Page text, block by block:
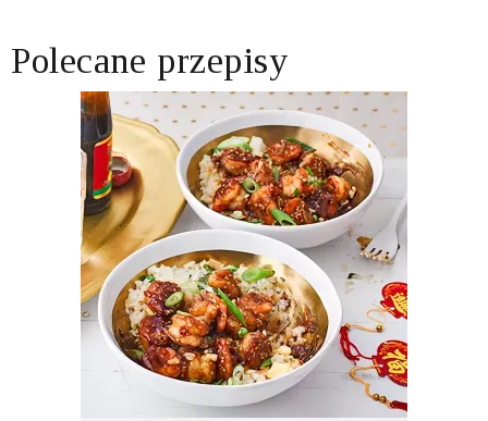
Polecane przepisy